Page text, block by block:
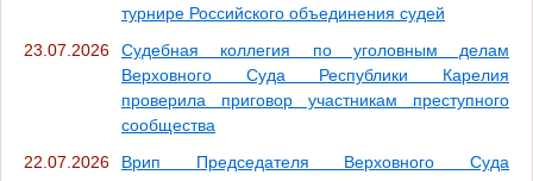
турнире Российского объединения судей
23.07.2026
Судебная коллегия по уголовным делам
Верховного Суда Республики Карелия
проверила приговор участникам преступного
сообщества
22.07.2026
Врип Председателя Верховного Суда